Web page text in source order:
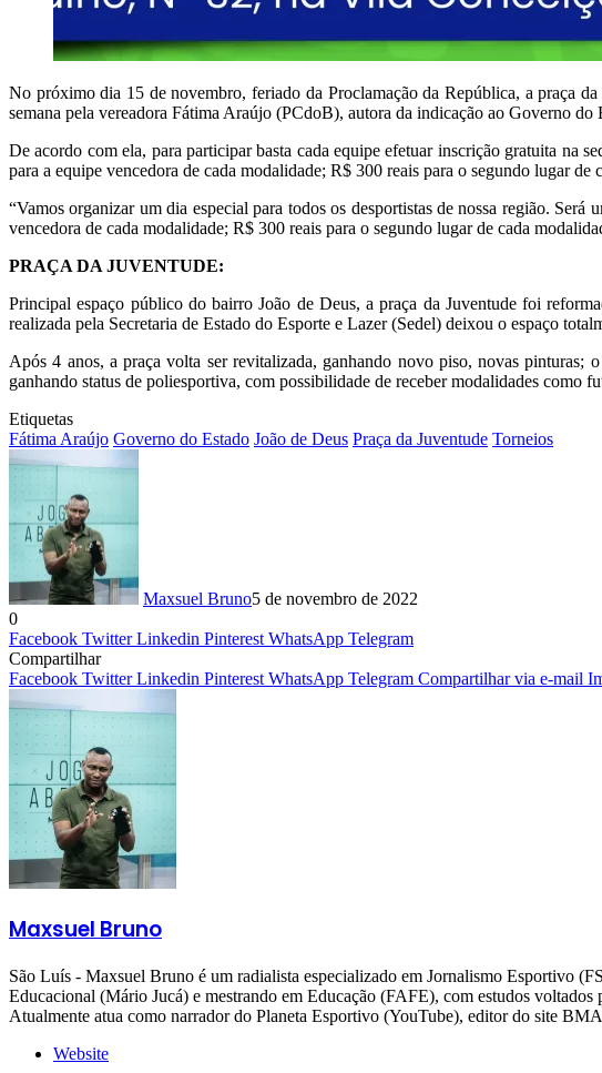
No próximo dia 15 de novembro, feriado da Proclamação da República, a praça
semana pela vereadora Fátima Araújo (PCdoB), autora da indicação ao Governo
De acordo com ela, para participar basta cada equipe efetuar inscrição gratuita na
para a equipe vencedora de cada modalidade; R$ 300 reais para o segundo lugar
“Vamos organizar um dia especial para todos os desportistas de nossa região.
vencedora de cada modalidade; R$ 300 reais para o segundo lugar de cada
PRAÇA DA JUVENTUDE:
Principal espaço público do bairro João de Deus, a praça da Juventude foi
realizada pela Secretaria de Estado do Esporte e Lazer (Sedel) deixou o espaço
Após 4 anos, a praça volta ser revitalizada, ganhando novo piso, novas
ganhando status de poliesportiva, com possibilidade de receber modalidades como
Etiquetas
Fátima Araújo Governo do Estado João de Deus Praça da Juventude Torneios
Maxsuel Bruno5 de novembro de 2022
0
Facebook Twitter Linkedin Pinterest WhatsApp Telegram
Compartilhar
Facebook Twitter Linkedin Pinterest WhatsApp Telegram Compartilhar via e-mail
Maxsuel Bruno
São Luís - Maxsuel Bruno é um radialista especializado em Jornalismo Esportivo
Educacional (Mário Jucá) e mestrando em Educação (FAFE), com estudos
Atualmente atua como narrador do Planeta Esportivo (YouTube), editor do site
Website